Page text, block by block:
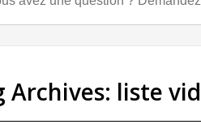
Archives: liste